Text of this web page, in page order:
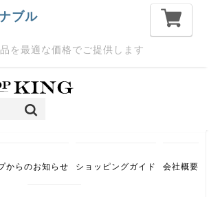
ブル
を最適な価格でご提供します
からのお知らせ ショッピングガイド 会社概要